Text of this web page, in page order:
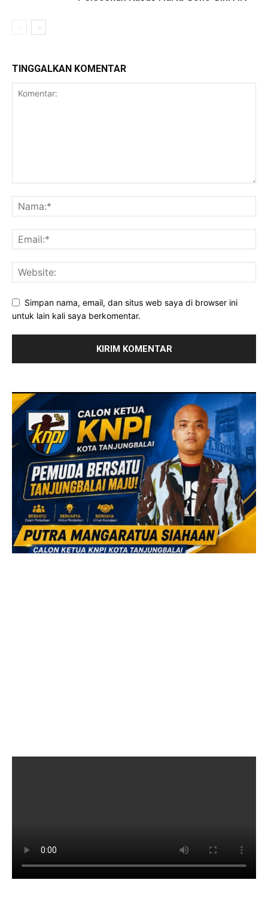
TINGGALKAN KOMENTAR
Simpan nama, email, dan situs web saya di browser ini
untuk lain kali saya berkomentar.